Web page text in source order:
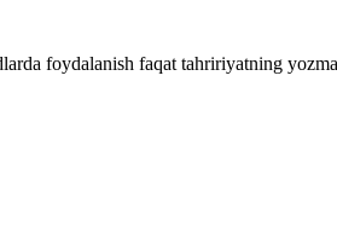
foydalanish faqat tahririyatning